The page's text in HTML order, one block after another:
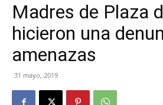
Madres de Plaza
hicieron una
amenazas
31 mayo, 2019